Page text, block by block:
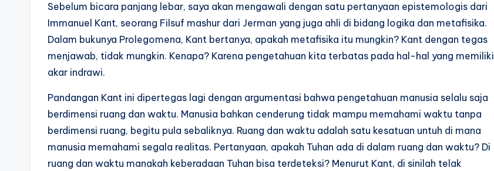
Sebelum bicara panjang lebar, saya akan mengawali dengan satu pertanyaan epistemologis dari
Immanuel Kant, seorang Filsuf mashur dari Jerman yang juga ahli di bidang logika dan metafisika.
Dalam bukunya Prolegomena, Kant bertanya, apakah metafisika itu mungkin? Kant dengan tegas
menjawab, tidak mungkin. Kenapa? Karena pengetahuan kita terbatas pada hal-hal yang memiliki
akar indrawi.
Pandangan Kant ini dipertegas lagi dengan argumentasi bahwa pengetahuan manusia selalu saja
berdimensi ruang dan waktu. Manusia bahkan cenderung tidak mampu memahami waktu tanpa
berdimensi ruang, begitu pula sebaliknya. Ruang dan waktu adalah satu kesatuan untuh di mana
manusia memahami segala realitas. Pertanyaan, apakah Tuhan ada di dalam ruang dan waktu? Di
ruang dan waktu manakah keberadaan Tuhan bisa terdeteksi? Menurut Kant, di sinilah telak